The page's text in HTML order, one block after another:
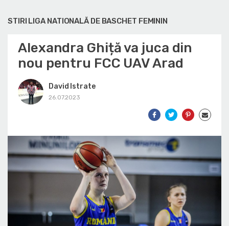
STIRI LIGA NATIONALĂ DE BASCHET FEMININ
Alexandra Ghiță va juca din
nou pentru FCC UAV Arad
David Istrate
26.07.2023